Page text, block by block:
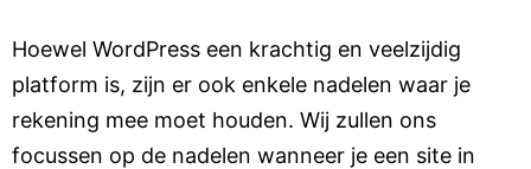
Hoewel WordPress een krachtig en veelzijdig
platform is, zijn er ook enkele nadelen waar je
rekening mee moet houden. Wij zullen ons
focussen op de nadelen wanneer je een site in